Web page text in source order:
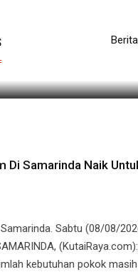
Dibidik Naik Kelas,
Di Samarinda Naik
Sabtu (08/08/
(KutaiRaya.com):
kebutuhan pokok